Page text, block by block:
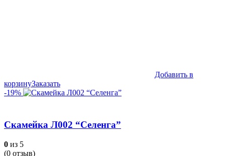
Добавить в
корзинуЗаказать
-19%
Скамейка Л002 “Селенга”
0 из 5
(0 отзыв)